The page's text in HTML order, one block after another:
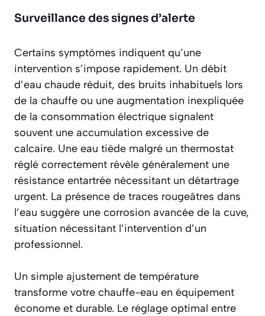
Surveillance des signes d’alerte
Certains symptômes indiquent qu’une
intervention s’impose rapidement. Un débit
d’eau chaude réduit, des bruits inhabituels lors
de la chauffe ou une augmentation inexpliquée
de la consommation électrique signalent
souvent une accumulation excessive de
calcaire. Une eau tiède malgré un thermostat
réglé correctement révèle généralement une
résistance entartrée nécessitant un détartrage
urgent. La présence de traces rougeâtres dans
l’eau suggère une corrosion avancée de la cuve,
situation nécessitant l’intervention d’un
professionnel.
Un simple ajustement de température
transforme votre chauffe-eau en équipement
économe et durable. Le réglage optimal entre